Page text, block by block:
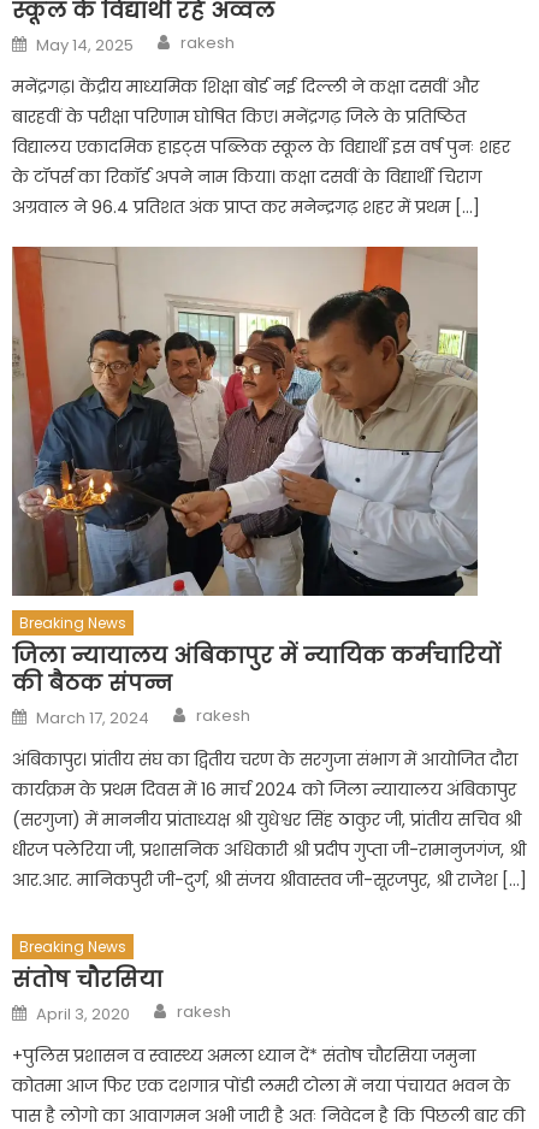
स्कूल के विद्यार्थी रहे अव्वल
Posted
on
May 14, 2025 Author
rakesh
मनेंद्रगढ़। केंद्रीय माध्यमिक शिक्षा बोर्ड नई दिल्ली ने कक्षा दसवीं और
बारहवीं के परीक्षा परिणाम घोषित किए। मनेंद्रगढ़ जिले के प्रतिष्ठित
विद्यालय एकादमिक हाइट्स पब्लिक स्कूल के विद्यार्थी इस वर्ष पुनः शहर
के टॉपर्स का रिकॉर्ड अपने नाम किया। कक्षा दसवीं के विद्यार्थी चिराग
अग्रवाल ने 96.4 प्रतिशत अंक प्राप्त कर मनेन्द्रगढ़ शहर में प्रथम […]
Breaking News
जिला न्यायालय अंबिकापुर में न्यायिक कर्मचारियों
की बैठक संपन्न
Posted
on
March 17, 2024 Author
rakesh
अंबिकापुर। प्रांतीय संघ का द्वितीय चरण के सरगुजा संभाग में आयोजित दौरा
कार्यक्रम के प्रथम दिवस में 16 मार्च 2024 को जिला न्यायालय अंबिकापुर
(सरगुजा) में माननीय प्रांताध्यक्ष श्री युधेश्वर सिंह ठाकुर जी, प्रांतीय सचिव श्री
धीरज पलेरिया जी, प्रशासनिक अधिकारी श्री प्रदीप गुप्ता जी-रामानुजगंज, श्री
आर.आर. मानिकपुरी जी-दुर्ग, श्री संजय श्रीवास्तव जी-सूरजपुर, श्री राजेश […]
Breaking News
संतोष चौरसिया
Posted
on
April 3, 2020 Author
rakesh
+पुलिस प्रशासन व स्वास्थ्य अमला ध्यान दें* संतोष चौरसिया जमुना
कोतमा आज फिर एक दशगात्र पोंडी लमरी टोला में नया पंचायत भवन के
पास है लोगो का आवागमन अभी जारी है अतः निवेदन है कि पिछली बार की